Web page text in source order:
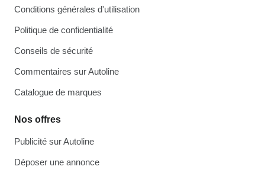
Conditions générales d'utilisation
Politique de confidentialité
Conseils de sécurité
Commentaires sur Autoline
Catalogue de marques
Nos offres
Publicité sur Autoline
Déposer une annonce